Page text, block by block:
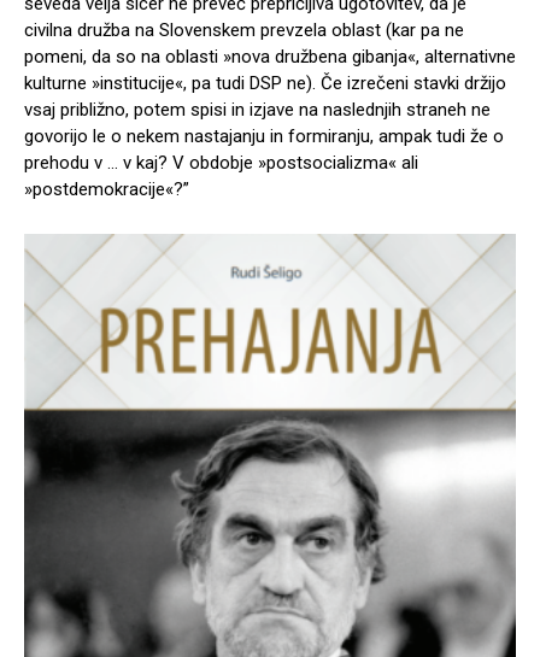
civilna družba na Slovenskem prevzela oblast (kar pa ne
pomeni, da so na oblasti »nova družbena gibanja«, alternativne
kulturne »institucije«, pa tudi DSP ne). Če izrečeni stavki držijo
vsaj približno, potem spisi in izjave na naslednjih straneh ne
govorijo le o nekem nastajanju in formiranju, ampak tudi že o
prehodu v … v kaj? V obdobje »postsocializma« ali
»postdemokracije«?”